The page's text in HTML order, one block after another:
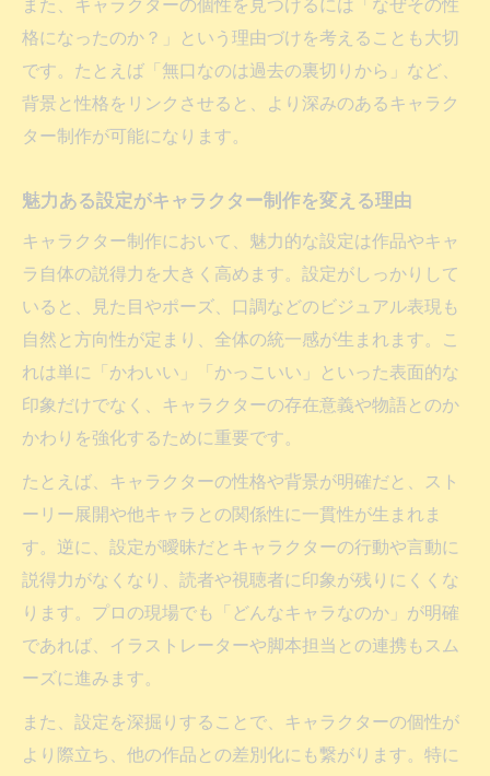
法
オリジナルキャラクター設定の組み立て術
独自性を生むキャラクター制作のポイント
キャラクター制作の独自性を生かす設計法
キャラクター制作で生まれる独自の魅力を
解説
個性豊かなキャラクター制作の楽しみ方
キャラクター制作で差がつく魅力的な要素
オリジナルキャラクター制作の魅力を探る
キャラクター制作が持つ独特な魅力の理由
自分らしいキャラクターを作り上げる流れ
キャラクター制作で自分らしさを表現する
手順
自分だけのキャラクター制作の進め方を解
説
オリジナルキャラクター制作の具体的な手
順
キャラクター制作の流れとポイントを押さ
えよう
また、キャラクターの個性を見つけるには「なぜその性
格になったのか？」という理由づけを考えることも大切
です。たとえば「無口なのは過去の裏切りから」など、
背景と性格をリンクさせると、より深みのあるキャラク
ター制作が可能になります。
魅力ある設定がキャラクター制作を変える理由
キャラクター制作において、魅力的な設定は作品やキャ
ラ自体の説得力を大きく高めます。設定がしっかりして
いると、見た目やポーズ、口調などのビジュアル表現も
自然と方向性が定まり、全体の統一感が生まれます。こ
れは単に「かわいい」「かっこいい」といった表面的な
印象だけでなく、キャラクターの存在意義や物語とのか
かわりを強化するために重要です。
たとえば、キャラクターの性格や背景が明確だと、スト
ーリー展開や他キャラとの関係性に一貫性が生まれま
す。逆に、設定が曖昧だとキャラクターの行動や言動に
説得力がなくなり、読者や視聴者に印象が残りにくくな
ります。プロの現場でも「どんなキャラなのか」が明確
であれば、イラストレーターや脚本担当との連携もスム
ーズに進みます。
また、設定を深掘りすることで、キャラクターの個性が
より際立ち、他の作品との差別化にも繋がります。特に